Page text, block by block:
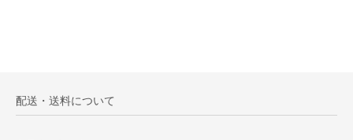
配送・送料について